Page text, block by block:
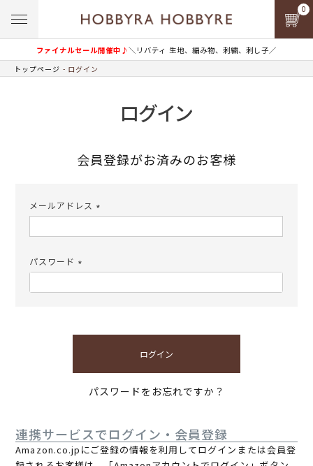
ファイナルセール開催中♪＼リバティ 生地、編み物、刺繍、刺し子／
0
トップページ ログイン
ログイン
会員登録がお済みのお客様
メールアドレス
須)
パスワード
須)
ログイン
パスワードをお忘れですか？
連携サービスでログイン・会員登録
Amazon.co.jpにご登録の情報を利用してログインまたは会員登